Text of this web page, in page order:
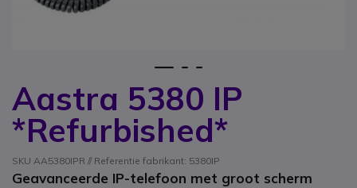
Aastra 5380 IP
*Refurbished*
SKU AA5380IPR // Referentie fabrikant: 5380IP
Geavanceerde IP-telefoon met groot scherm
Ga naar het begin van de afbeeldingen-gallerij